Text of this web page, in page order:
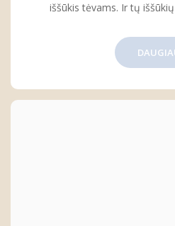
iššūkis tėvams. Ir tų